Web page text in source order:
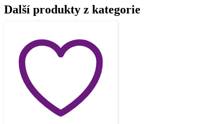
Další produkty z kategorie